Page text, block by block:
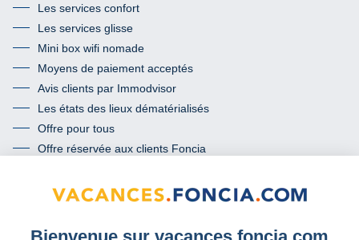
Les services confort
Les services glisse
Mini box wifi nomade
Moyens de paiement acceptés
Avis clients par Immodvisor
Les états des lieux dématérialisés
Offre pour tous
Offre réservée aux clients Foncia